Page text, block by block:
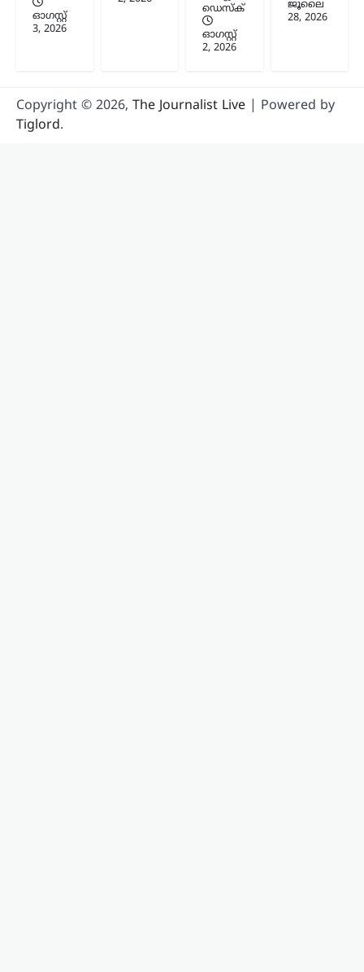
ഓഗസ്റ്റ്‌
3, 2026
ഡെസ്ക്
ഓഗസ്റ്റ്‌
2, 2026
ജൂലൈ
28, 2026
Copyright © 2026, The Journalist Live | Powered by
Tiglord.